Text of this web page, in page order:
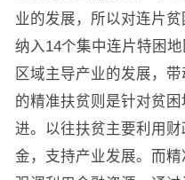
业的发展，所以对连片
纳入14个集中连片特困
区域主导产业的发展，
的精准扶贫则是针对贫
进。以往扶贫主要利用
金，支持产业发展。而精